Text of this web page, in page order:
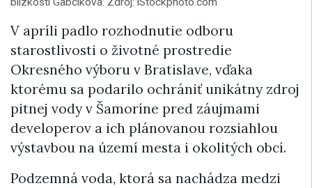
V apríli padlo rozhodnutie odboru
starostlivosti o životné prostredie
Okresného výboru v Bratislave, vďaka
ktorému sa podarilo ochrániť unikátny zdroj
pitnej vody v Šamoríne pred záujmami
developerov a ich plánovanou rozsiahlou
výstavbou na území mesta i okolitých obcí.
Podzemná voda, ktorá sa nachádza medzi